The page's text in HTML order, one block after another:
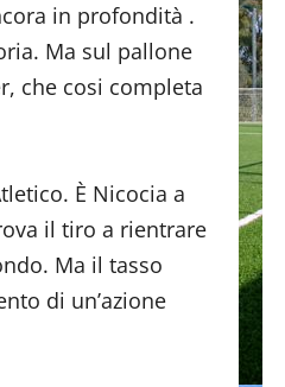
in profondità .
Ma sul pallone
che cosi completa
È Nicocia a
il tiro a rientrare
Ma il tasso
di un’azione